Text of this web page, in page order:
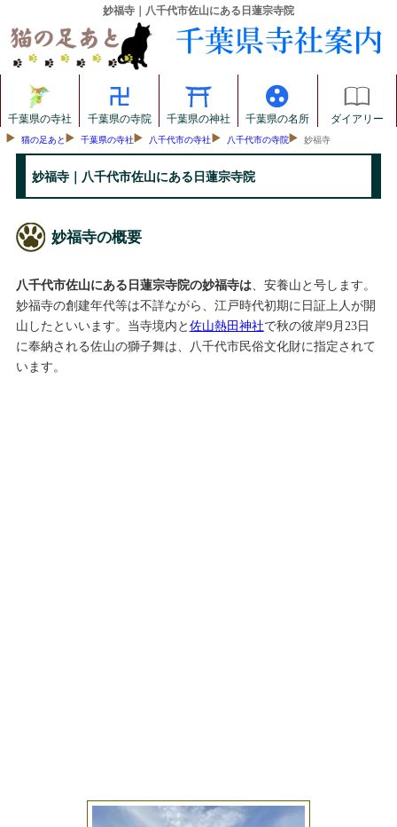
妙福寺｜八千代市佐山にある日蓮宗寺院
千葉県の寺社 千葉県の寺院 千葉県の神社 千葉県の名所 ダイアリー
猫の足あと 千葉県の寺社 八千代市の寺社 八千代市の寺院 妙福寺
妙福寺｜八千代市佐山にある日蓮宗寺院
妙福寺の概要
八千代市佐山にある日蓮宗寺院の妙福寺は、安養山と号します。
妙福寺の創建年代等は不詳ながら、江戸時代初期に日証上人が開
山したといいます。当寺境内と佐山熱田神社で秋の彼岸9月23日
に奉納される佐山の獅子舞は、八千代市民俗文化財に指定されて
います。